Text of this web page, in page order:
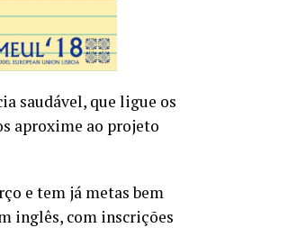
saudável, que ligue os
aproxime ao projeto
e tem já metas bem
inglês, com inscrições